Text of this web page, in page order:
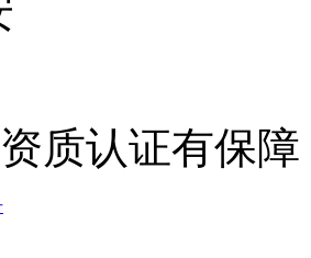
资质认证有保障